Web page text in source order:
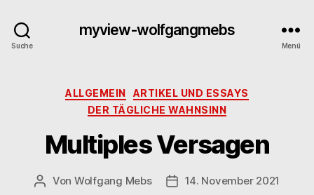
Suche
myview-wolfgangmebs
Menü
Kategorien
ALLGEMEIN
ARTIKEL UND ESSAYS
DER TÄGLICHE WAHNSINN
Multiples Versagen
Beitragsautor
Von Wolfgang Mebs Beitragsdatum
14. November 2021